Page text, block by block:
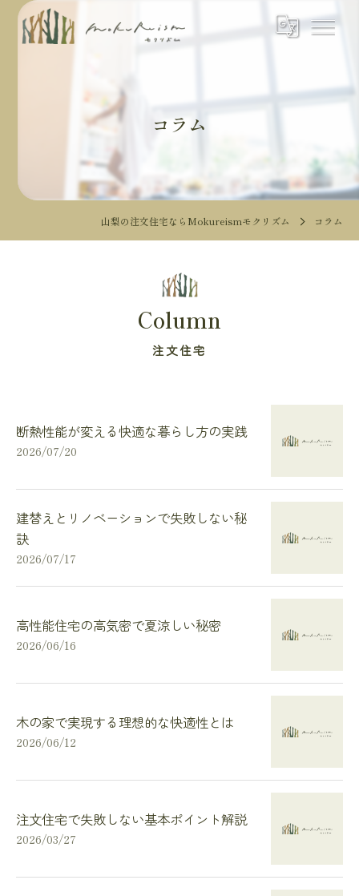
コラム
山梨の注文住宅ならMokureismモクリズム コラム
Column
注文住宅
断熱性能が変える快適な暮らし方の実践
2026/07/20
建替えとリノベーションで失敗しない秘
訣
2026/07/17
高性能住宅の高気密で夏涼しい秘密
2026/06/16
木の家で実現する理想的な快適性とは
2026/06/12
注文住宅で失敗しない基本ポイント解説
2026/03/27